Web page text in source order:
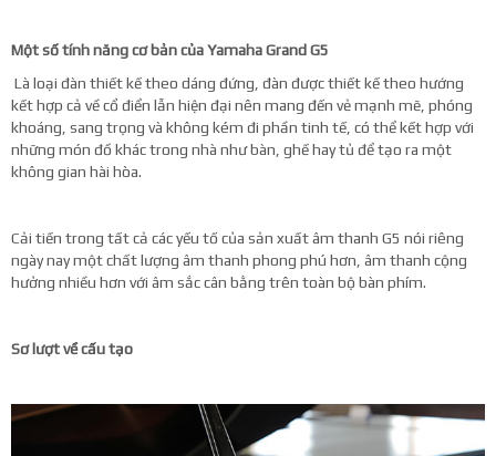
Một số tính năng cơ bản của Yamaha Grand G5
Là loại đàn thiết kế theo dáng đứng, đàn được thiết kế theo hướng
kết hợp cả về cổ điển lẫn hiện đại nên mang đến vẻ mạnh mẽ, phóng
khoáng, sang trọng và không kém đi phần tinh tế, có thể kết hợp với
những món đồ khác trong nhà như bàn, ghế hay tủ để tạo ra một
không gian hài hòa.
Cải tiến trong tất cả các yếu tố của sản xuất âm thanh G5 nói riêng
ngày nay một chất lượng âm thanh phong phú hơn, âm thanh cộng
hưởng nhiều hơn với âm sắc cân bằng trên toàn bộ bàn phím.
Sơ lượt về cấu tạo